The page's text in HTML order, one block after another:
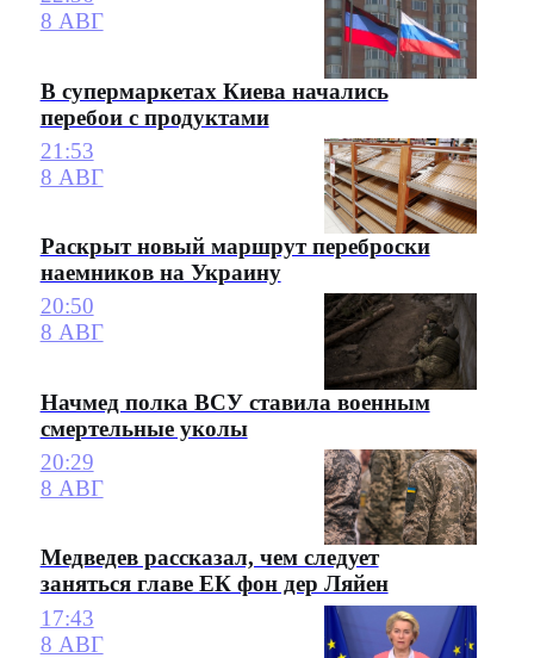
8 АВГ
В супермаркетах Киева начались
перебои с продуктами
21:53
8 АВГ
Раскрыт новый маршрут переброски
наемников на Украину
20:50
8 АВГ
Начмед полка ВСУ ставила военным
смертельные уколы
20:29
8 АВГ
Медведев рассказал, чем следует
заняться главе ЕК фон дер Ляйен
17:43
8 АВГ